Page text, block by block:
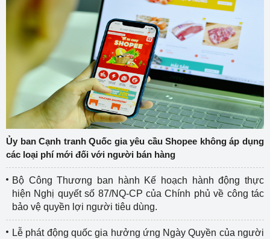
Ủy ban Cạnh tranh Quốc gia yêu cầu Shopee không áp dụng
các loại phí mới đối với người bán hàng
Bộ Công Thương ban hành Kế hoạch hành động thực
hiện Nghị quyết số 87/NQ-CP của Chính phủ về công tác
bảo vệ quyền lợi người tiêu dùng.
Lễ phát động quốc gia hưởng ứng Ngày Quyền của người